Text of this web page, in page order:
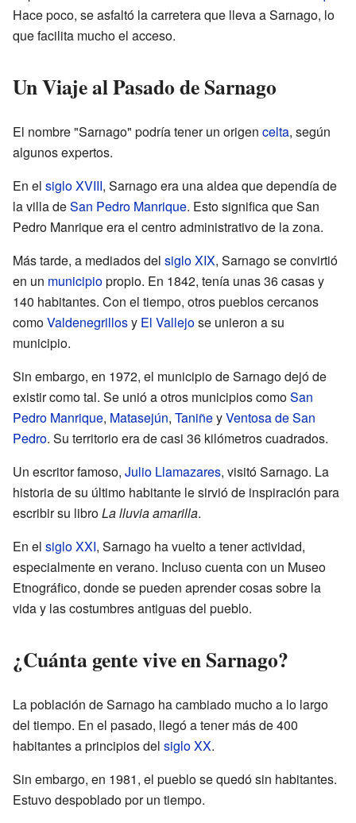
Hace poco, se asfaltó la carretera que lleva a Sarnago, lo
que facilita mucho el acceso.
Un Viaje al Pasado de Sarnago
El nombre "Sarnago" podría tener un origen celta, según
algunos expertos.
En el siglo XVIII, Sarnago era una aldea que dependía de
la villa deSan Pedro Manrique. Esto significa que San
Pedro Manrique era el centro administrativo de la zona.
Más tarde, a mediados del siglo XIX, Sarnago se convirtió
en un municipiopropio. En 1842, tenía unas 36 casas y
140 habitantes. Con el tiempo, otros pueblos cercanos
comoValdenegrillosy El Vallejose unieron a su
municipio.
Sin embargo, en 1972, el municipio de Sarnago dejó de
existir como tal. Se unió a otros municipios comoSan
Pedro Manrique, Matasejún, TaniñeyVentosa de San
Pedro. Su territorio era de casi 36 kilómetros cuadrados.
Un escritor famoso, Julio Llamazares, visitó Sarnago. La
historia de su último habitante le sirvió de inspiración para
escribir su libroLa lluvia amarilla.
En el siglo XXI, Sarnago ha vuelto a tener actividad,
especialmente en verano. Incluso cuenta con un Museo
Etnográfico, donde se pueden aprender cosas sobre la
vida y las costumbres antiguas del pueblo.
¿Cuánta gente vive en Sarnago?
La población de Sarnago ha cambiado mucho a lo largo
del tiempo. En el pasado, llegó a tener más de 400
habitantes a principios del siglo XX.
Sin embargo, en 1981, el pueblo se quedó sin habitantes.
Estuvo despoblado por un tiempo.